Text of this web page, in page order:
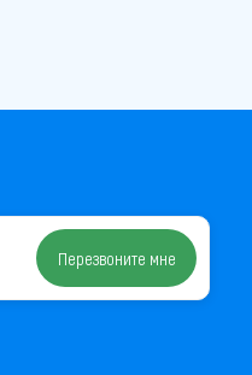
Перезвоните мне